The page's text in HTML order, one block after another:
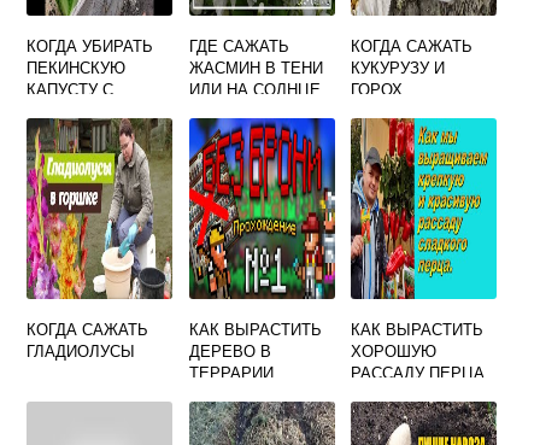
КОГДА УБИРАТЬ
ПЕКИНСКУЮ
КАПУСТУ С
ХРАНИТЬ
ГДЕ САЖАТЬ
ЖАСМИН В ТЕНИ
ИЛИ НА СОЛНЦЕ
КОГДА САЖАТЬ
КУКУРУЗУ И
ГОРОХ
КОГДА САЖАТЬ
ГЛАДИОЛУСЫ
КАК ВЫРАСТИТЬ
ДЕРЕВО В
ТЕРРАРИИ
КАК ВЫРАСТИТЬ
ХОРОШУЮ
РАССАДУ ПЕРЦА